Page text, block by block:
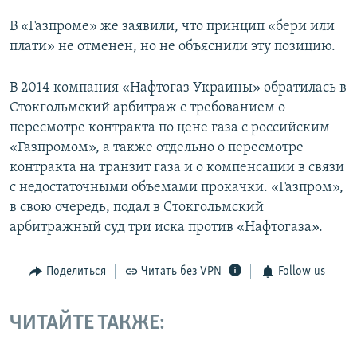
В «Газпроме» же заявили, что принцип «бери или
плати» не отменен, но не объяснили эту позицию.
В 2014 компания «Нафтогаз Украины» обратилась в
Стокгольмский арбитраж с требованием о
пересмотре контракта по цене газа с российским
«Газпромом», а также отдельно о пересмотре
контракта на транзит газа и о компенсации в связи
с недостаточными объемами прокачки. «Газпром»,
в свою очередь, подал в Стокгольмский
арбитражный суд три иска против «Нафтогаза».
Поделиться Читать без VPN Follow us
ЧИТАЙТЕ ТАКЖЕ: